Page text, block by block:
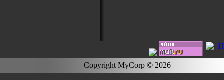
Copyright MyCorp © 2026